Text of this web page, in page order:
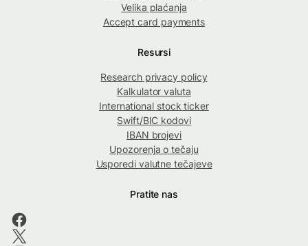
Velika plaćanja
Accept card payments
Resursi
Research privacy policy
Kalkulator valuta
International stock ticker
Swift/BIC kodovi
IBAN brojevi
Upozorenja o tečaju
Usporedi valutne tečajeve
Pratite nas